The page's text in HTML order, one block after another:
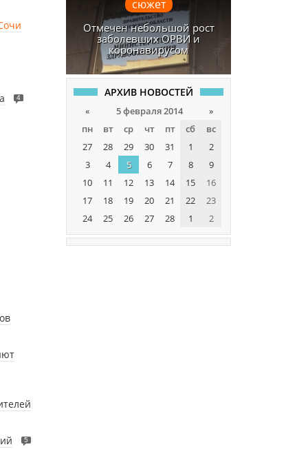
4
5
сюжет
Отмечен небольшой рост
заболевших ОРВИ и
коронавирусом
АРХИВ НОВОСТЕЙ
« 5 февраля 2014
»
пн
вт ср чт пт сб
вс
27
28 29 30 31 1
2
3
4 5 6 7 8
9
10
11 12 13 14 15
16
17
18 19 20 21 22
23
24
25 26 27 28 1 2